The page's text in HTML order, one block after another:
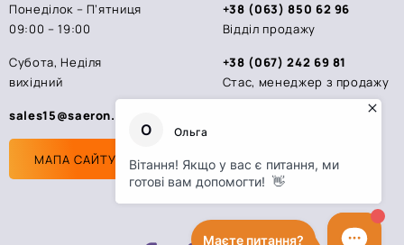
Понеділок – П’ятниця
09:00 – 19:00
Субота, Неділя
вихідний
sales15@saeron.ua
МАПА САЙТУ
+38 (063) 850 62 96
Відділ продажу
+38 (067) 242 69 81
Стас, менеджер з продажу